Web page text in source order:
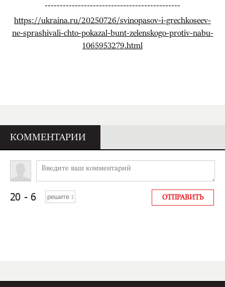
---------------------------------------------
https://ukraina.ru/20250726/svinopasov-i-grechkoseev-
ne-sprashivali-chto-pokazal-bunt-zelenskogo-protiv-nabu-
1065953279.html
КОММЕНТАРИИ